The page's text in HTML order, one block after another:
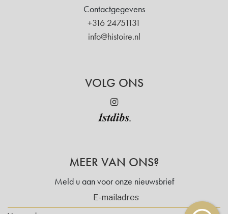
Contactgegevens
+316 24751131
info@histoire.nl
VOLG ONS
MEER VAN ONS?
Meld u aan voor onze nieuwsbrief